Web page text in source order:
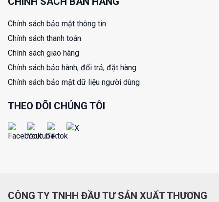
Chính sách bảo mật thông tin
Chính sách thanh toán
Chính sách giao hàng
Chính sách bảo hành, đổi trả, đặt hàng
Chính sách bảo mật dữ liệu người dùng
THEO DÕI CHÚNG TÔI
CÔNG TY TNHH ĐẦU TƯ SẢN XUẤT THƯƠNG